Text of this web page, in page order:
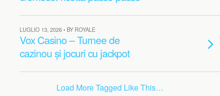
LUGLIO 13, 2026 • BY ROYALE
Vox Casino – Turnee de
cazinou și jocuri cu jackpot
Load More Tagged Like This…